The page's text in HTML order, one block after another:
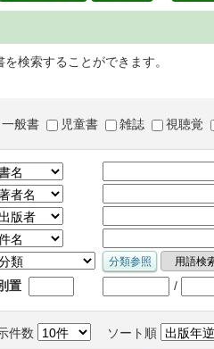
検索することができます。
一般書 児童書 雑誌 視聴覚
置 /
件数 ソート順